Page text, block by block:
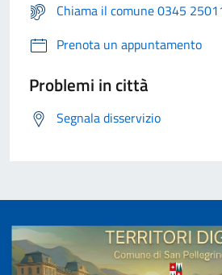
Chiama il comune 0345
Prenota un appuntamento
Problemi in città
Segnala disservizio